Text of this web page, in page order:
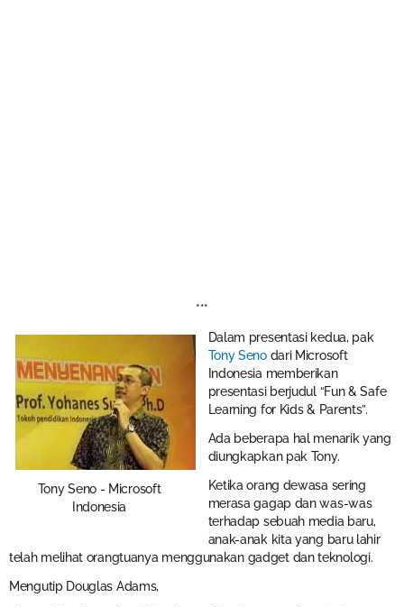
***
Tony Seno - Microsoft
Indonesia
Dalam presentasi kedua, pak
Tony Senodari Microsoft
Indonesia memberikan
presentasi berjudul “Fun & Safe
Learning for Kids & Parents”.
Ada beberapa hal menarik yang
diungkapkan pak Tony.
Ketika orang dewasa sering
merasa gagap dan was-was
terhadap sebuah media baru,
anak-anak kita yang baru lahir
telah melihat orangtuanya menggunakan gadget dan teknologi.
Mengutip Douglas Adams,